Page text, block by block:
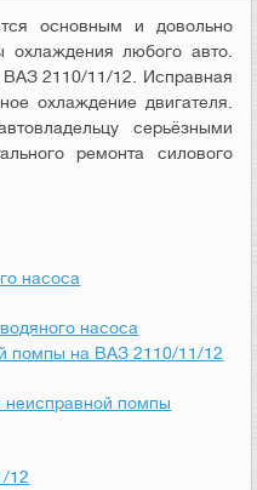
основным и довольно
охлаждения любого авто.
ВАЗ 2110/11/12. Исправная
охлаждение двигателя.
серьёзными
ремонта силового
насоса
насоса
помпы на ВАЗ 2110/11/12
неисправной помпы
12